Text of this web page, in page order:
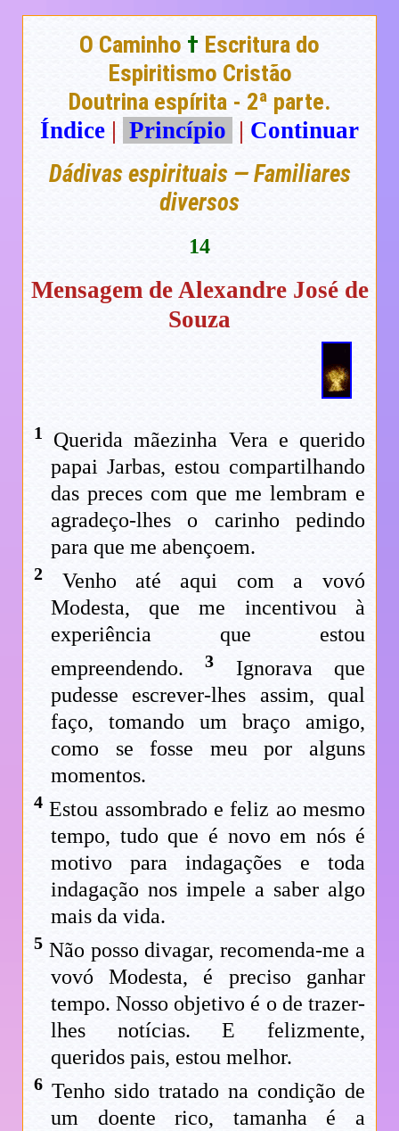
O Caminho † Escritura do
Espiritismo Cristão
Doutrina espírita - 2ª parte.
Índice | Princípio | Continuar
Dádivas espirituais — Familiares
diversos
14
Mensagem de Alexandre José de
Souza
1
Querida mãezinha Vera e querido
papai Jarbas, estou compartilhando
das preces com que me lembram e
agradeço-lhes o carinho pedindo
para que me abençoem.
2 Venho até aqui com a vovó
Modesta, que me incentivou à
experiência que estou
empreendendo.3
Ignorava que
pudesse escrever-lhes assim, qual
faço, tomando um braço amigo,
como se fosse meu por alguns
momentos.
4 Estou assombrado e feliz ao mesmo
tempo, tudo que é novo em nós é
motivo para indagações e toda
indagação nos impele a saber algo
mais da vida.
5 Não posso divagar, recomenda-me a
vovó Modesta, é preciso ganhar
tempo. Nosso objetivo é o de trazer-
lhes notícias. E felizmente,
queridos pais, estou melhor.
6 Tenho sido tratado na condição de
um doente rico, tamanha é a